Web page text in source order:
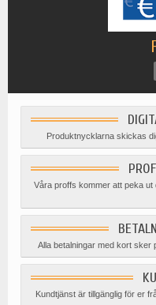
Produktnycklarna skickas
Våra proffs kommer att peka
Alla betalningar med kort
Kundtjänst är tillgänglig för er